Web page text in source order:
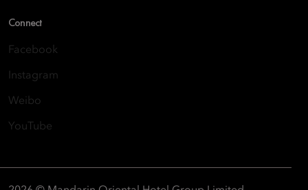
Connect
Facebook
Instagram
Weibo
YouTube